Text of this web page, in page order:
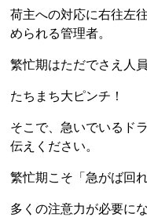
荷主への対応に右往左
められる管理者。
繁忙期はただでさえ人
たちまち大ピンチ！
そこで、急いでいるド
伝えください。
繁忙期こそ「急がば回
多くの注意力が必要に